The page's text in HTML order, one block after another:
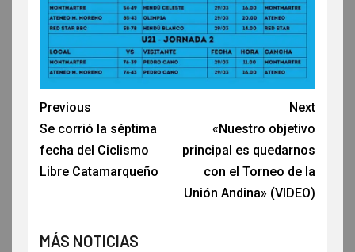
Previous
Se corrió la séptima
fecha del Ciclismo
Libre Catamarqueño
Next
«Nuestro objetivo
principal es quedarnos
con el Torneo de la
Unión Andina» (VIDEO)
MÁS NOTICIAS